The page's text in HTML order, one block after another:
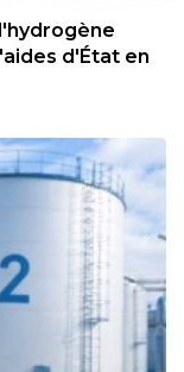
d'État en